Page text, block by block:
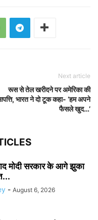
Next article
रूस से तेल खरीदने पर अमेरिका की
भारत ने दो टूक कहा- ‘हम अपने
फैसले खुद…’
मोदी सरकार के आगे झुका
- August 6, 2026